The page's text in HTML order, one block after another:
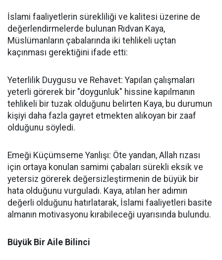
İslami faaliyetlerin sürekliliği ve kalitesi üzerine de
değerlendirmelerde bulunan Rıdvan Kaya,
Müslümanların çabalarında iki tehlikeli uçtan
kaçınması gerektiğini ifade etti:
Yeterlilik Duygusu ve Rehavet: Yapılan çalışmaları
yeterli görerek bir "doygunluk" hissine kapılmanın
tehlikeli bir tuzak olduğunu belirten Kaya, bu durumun
kişiyi daha fazla gayret etmekten alıkoyan bir zaaf
olduğunu söyledi.
Emeği Küçümseme Yanlışı: Öte yandan, Allah rızası
için ortaya konulan samimi çabaları sürekli eksik ve
yetersiz görerek değersizleştirmenin de büyük bir
hata olduğunu vurguladı. Kaya, atılan her adımın
değerli olduğunu hatırlatarak, İslami faaliyetleri basite
almanın motivasyonu kırabileceği uyarısında bulundu.
Büyük Bir Aile Bilinci